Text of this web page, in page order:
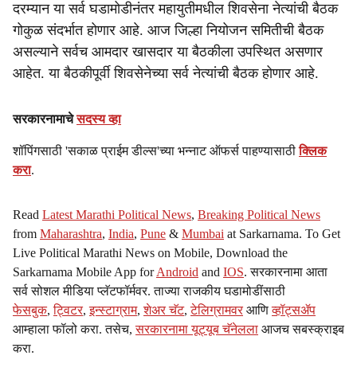
दरम्यान या सर्व घडामोडीनंतर महायुतीमधील शिवसेना नेत्यांची बैठक
गोकुळ संदर्भात होणार आहे. आज जिल्हा नियोजन समितीची बैठक
असल्याने सर्वच आमदार खासदार या बैठकीला उपस्थित असणार
आहेत. या बैठकीपूर्वी शिवसेनेच्या सर्व नेत्यांची बैठक होणार आहे.
सरकारनामाचेसदस्य व्हा
शॉपिंगसाठी 'सकाळ प्राईम डील्स'च्या भन्नाट ऑफर्स पाहण्यासाठीक्लिक
करा.
Read Latest Marathi Political News, Breaking Political News
from Maharashtra, India, Pune & Mumbai at Sarkarnama. To Get
Live Political Marathi News on Mobile, Download the
Sarkarnama Mobile App forAndroid and IOS. सरकारनामा आता
सर्व सोशल मीडिया प्लॅटफॉर्मवर. ताज्या राजकीय घडामोडींसाठी
फेसबुक,ट्विटर,इन्स्टाग्राम,शेअर चॅट,टेलिग्रामवर आणिव्हॉट्सॲप
आम्हाला फॉलो करा. तसेच,सरकारनामा यूट्यूब चॅनेलला आजच सबस्क्राइब
करा.